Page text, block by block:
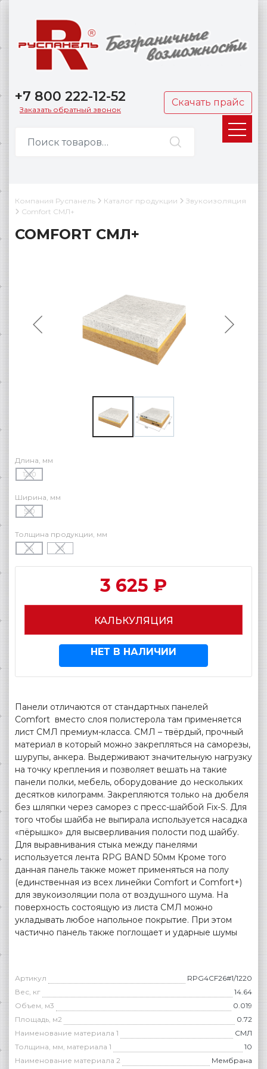
+7 800 222-12-52
Заказать обратный звонок
Скачать прайс
Компания Руспанель Каталог продукции
Звукоизоляция
Comfort СМЛ+
COMFORT СМЛ+
Длина, мм
1220
Ширина, мм
590
Толщина продукции, мм
26 33
3 625 ₽
КАЛЬКУЛЯЦИЯ
НЕТ В НАЛИЧИИ
Панели отличаются от стандартных панелей
Comfort вместо слоя полистерола там применяется
лист СМЛ премиум-класса. СМЛ – твёрдый, прочный
материал в который можно закрепляться на саморезы,
шурупы, анкера. Выдерживают значительную нагрузку
на точку крепления и позволяет вешать на такие
панели полки, мебель, оборудование до нескольких
десятков килограмм. Закрепляются только на дюбеля
без шляпки через саморез с пресс-шайбой Fix-S. Для
того чтобы шайба не выпирала используется насадка
«пёрышко» для высверливания полости под шайбу.
Для выравнивания стыка между панелями
используется лента RPG BAND 50мм Кроме того
данная панель также может применяться на полу
(единственная из всех линейки Comfort и Comfort+)
для звукоизоляции пола от воздушного шума. На
поверхность состоящую из листа СМЛ можно
укладывать любое напольное покрытие. При этом
частично панель также поглощает и ударные шумы
Артикул
RPG4CF26#1/1220
Вес, кг
14.64
Объем, м3
0.019
Площадь, м2
0.72
Наименование материала 1
СМЛ
Толщина, мм, материала 1
10
Наименование материала 2
Мембрана